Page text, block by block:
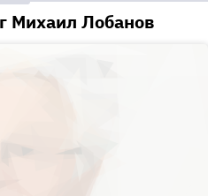
Михаил Лобанов